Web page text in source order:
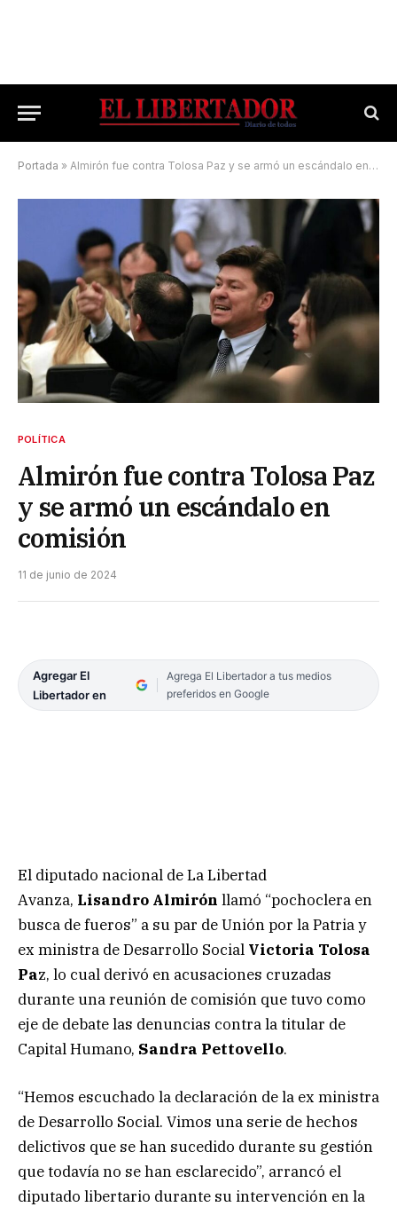
Portada » Almirón fue contra Tolosa Paz y se armó un escándalo en comisión
POLÍTICA
Almirón fue contra Tolosa Paz
y se armó un escándalo en
comisión
11 de junio de 2024
Agregar El
Libertador en
Agrega El Libertador a tus medios
preferidos en Google
El diputado nacional de La Libertad
Avanza, Lisandro Almirón llamó “pochoclera en
busca de fueros” a su par de Unión por la Patria y
ex ministra de Desarrollo Social Victoria Tolosa
Paz, lo cual derivó en acusaciones cruzadas
durante una reunión de comisión que tuvo como
eje de debate las denuncias contra la titular de
Capital Humano, Sandra Pettovello.
“Hemos escuchado la declaración de la ex ministra
de Desarrollo Social. Vimos una serie de hechos
delictivos que se han sucedido durante su gestión
que todavía no se han esclarecido”, arrancó el
diputado libertario durante su intervención en la